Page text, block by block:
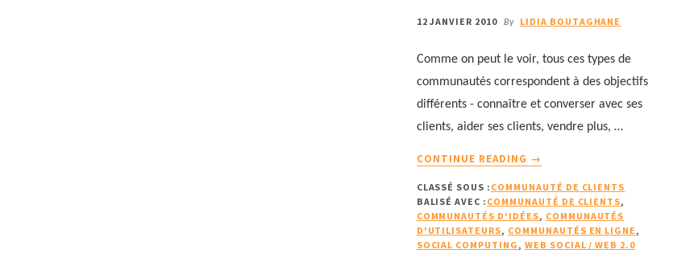
12 JANVIER 2010 By LIDIA BOUTAGHANE
Comme on peut le voir, tous ces types de
communautés correspondent à des objectifs
différents - connaître et converser avec ses
clients, aider ses clients, vendre plus, …
CONTINUE READING
DIFFÉRENTS
TYPES
DE
COMMUNAUTÉS
→
CLASSÉ SOUS : COMMUNAUTÉ DE CLIENTS
BALISÉ AVEC : COMMUNAUTÉ DE CLIENTS,
COMMUNAUTÉS D'IDÉES, COMMUNAUTÉS
D'UTILISATEURS, COMMUNAUTÉS EN LIGNE ,
SOCIAL COMPUTING , WEB SOCIAL / WEB 2.0